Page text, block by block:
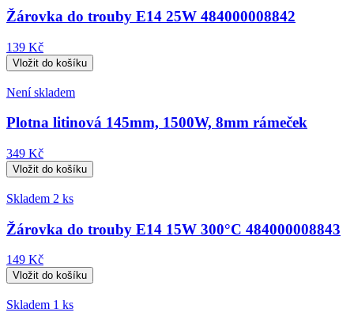
Žárovka do trouby E14 25W 484000008842
139 Kč
Není skladem
Plotna litinová 145mm, 1500W, 8mm rámeček
349 Kč
Skladem 2 ks
Žárovka do trouby E14 15W 300°C 484000008843
149 Kč
Skladem 1 ks